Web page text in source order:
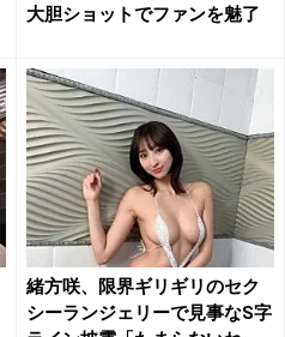
大胆ショットでファンを魅了
緒方咲、限界ギリギリのセク
シーランジェリーで見事なS字